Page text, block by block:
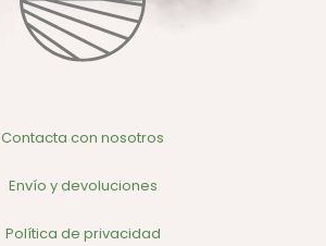
Contacta con nosotros
Envío y devoluciones
Política de privacidad